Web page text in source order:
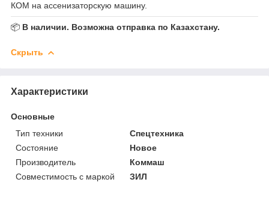
КОМ на ассенизаторскую машину.
📦 В наличии. Возможна отправка по Казахстану.
Скрыть
Характеристики
Основные
Тип техники
Спецтехника
Состояние
Новое
Производитель
Коммаш
Совместимость с маркой
ЗИЛ